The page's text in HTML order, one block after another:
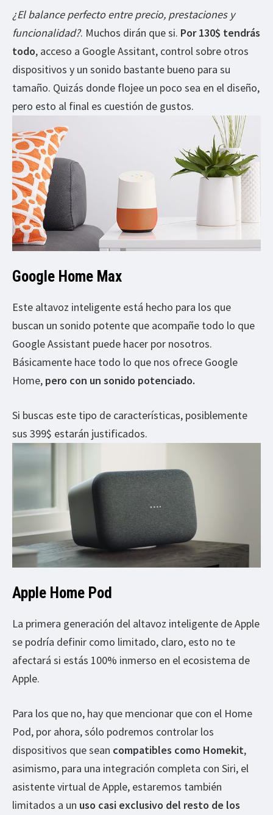
¿El balance perfecto entre precio, prestaciones y
funcionalidad?. Muchos dirán que si. Por 130$ tendrás
todo, acceso a Google Assitant, control sobre otros
dispositivos y un sonido bastante bueno para su
tamaño. Quizás donde flojee un poco sea en el diseño,
pero esto al final es cuestión de gustos.
Google Home Max
Este altavoz inteligente está hecho para los que
buscan un sonido potente que acompañe todo lo que
Google Assistant puede hacer por nosotros.
Básicamente hace todo lo que nos ofrece Google
Home, pero con un sonido potenciado.
Si buscas este tipo de características, posiblemente
sus 399$ estarán justificados.
Apple Home Pod
La primera generación del altavoz inteligente de Apple
se podría definir como limitado, claro, esto no te
afectará si estás 100% inmerso en el ecosistema de
Apple.
Para los que no, hay que mencionar que con el Home
Pod, por ahora, sólo podremos controlar los
dispositivos que sean compatibles como Homekit,
asimismo, para una integración completa con Siri, el
asistente virtual de Apple, estaremos también
limitados a un uso casi exclusivo del resto de los